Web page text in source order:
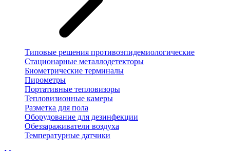
Типовые решения противоэпидемиологические
Стационарные металлодетекторы
Биометрические терминалы
Пирометры
Портативные тепловизоры
Тепловизионные камеры
Разметка для пола
Оборудование для дезинфекции
Обеззараживатели воздуха
Температурные датчики